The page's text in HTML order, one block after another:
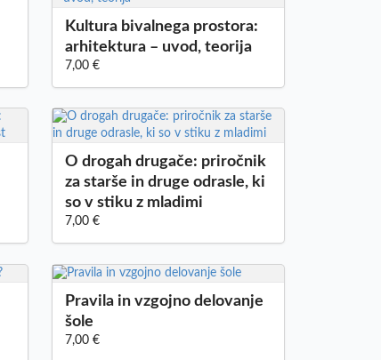
Kultura bivalnega prostora:
arhitektura – uvod, teorija
7,00 €
O drogah drugače: priročnik
za starše in druge odrasle, ki
so v stiku z mladimi
7,00 €
Pravila in vzgojno delovanje
šole
7,00 €